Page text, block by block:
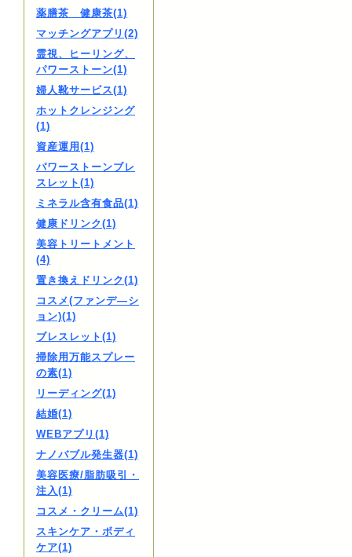
薬膳茶 健康茶(1)
マッチングアプリ(2)
霊視、ヒーリング、
パワーストーン(1)
婦人靴サービス(1)
ホットクレンジング
(1)
資産運用(1)
パワーストーンブレ
スレット(1)
ミネラル含有食品(1)
健康ドリンク(1)
美容トリートメント
(4)
置き換えドリンク(1)
コスメ(ファンデ―シ
ョン)(1)
ブレスレット(1)
掃除用万能スプレー
の素(1)
リーディング(1)
結婚(1)
WEBアプリ(1)
ナノバブル発生器(1)
美容医療/脂肪吸引・
注入(1)
コスメ・クリーム(1)
スキンケア・ボディ
ケア(1)